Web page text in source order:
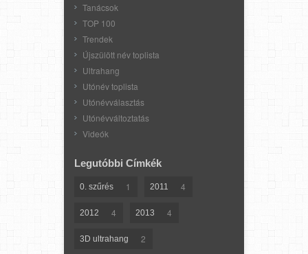
Tanácsok
TOP 100
Trendek
Újszülött név toplista
Ultrahang
Utónév toplista
Utónévválasztás
Utónévváltoztatás
Videók
Legutóbbi Címkék
0. szűrés 1 2011 4
2012 4 2013 4
3D ultrahang 2